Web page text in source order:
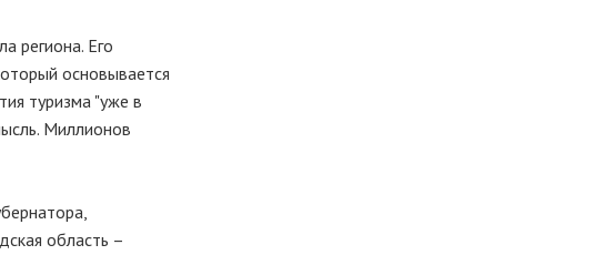
региона. Его
основывается
туризма "уже в
Миллионов
область –